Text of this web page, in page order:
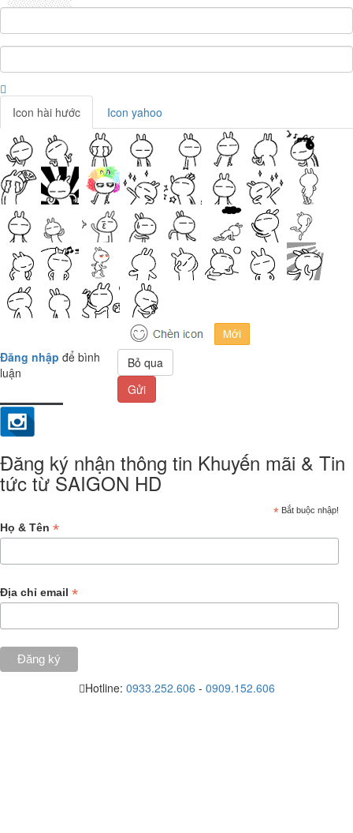
Icon hài hước Icon yahoo
Đăng nhập để bình
luận
Bỏ qua
Gửi
Đăng ký nhận thông tin Khuyến mãi & Tin
tức từ SAIGON HD
* Bắt buộc nhập!
Họ & Tên *
Địa chỉ email *
Hotline: 0933.252.606 - 0909.152.606